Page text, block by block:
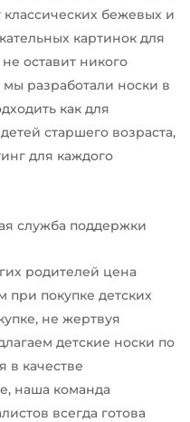
классических бежевых и
картинок для
оставит никого
разработали носки в
как для
старшего возраста,
для каждого
служба поддержки
родителей цена
покупке детских
не жертвуя
детские носки по
в качестве
наша команда
всегда готова